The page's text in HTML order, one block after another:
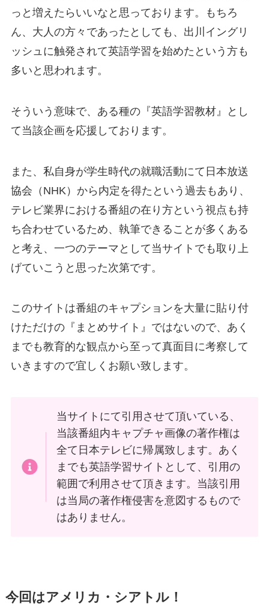
っと増えたらいいなと思っております。
もちろ
ん、大人の方々であったとしても、出川イングリ
ッシュに触発されて英語学習を始めたという方も
多いと思われます。
そういう意味で、ある種の『英語学習教材』とし
て当該企画を応援しております。
また、私自身が学生時代の就職活動にて日本放送
協会（NHK）から内定を得たという過去もあり、
テレビ業界における番組の在り方という視点も持
ち合わせているため、執筆できることが多くある
と考え、一つのテーマとして当サイトでも取り上
げていこうと思った次第です。
このサイトは番組のキャプションを大量に貼り付
けただけの『まとめサイト』ではないので、 あく
までも教育的な観点から至って真面目に考察して
いきますので宜しくお願い致します。
当サイトにて引用させて頂いている、
当該番組内キャプチャ画像の著作権は
全て日本テレビに帰属致します。あく
までも英語学習サイトとして、引用の
範囲で利用させて頂きます。当該引用
は当局の著作権侵害を意図するもので
はありません。
今回はアメリカ・シアトル！